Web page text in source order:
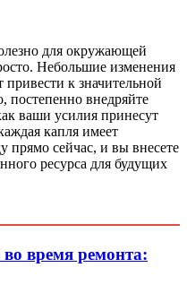
для окружающей
Небольшие изменения
к значительной
постепенно внедряйте
ваши усилия принесут
капля имеет
прямо сейчас, и вы внесете
ресурса для будущих
время ремонта: